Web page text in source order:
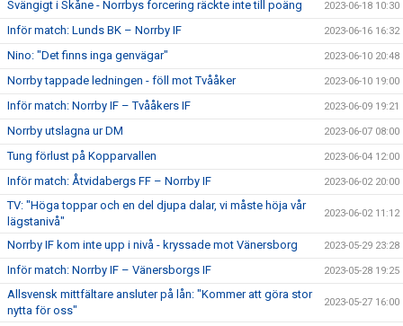
Svängigt i Skåne - Norrbys forcering räckte inte till poäng 2023-06-18 10:30
Inför match: Lunds BK – Norrby IF 2023-06-16 16:32
Nino: "Det finns inga genvägar" 2023-06-10 20:48
Norrby tappade ledningen - föll mot Tvååker 2023-06-10 19:00
Inför match: Norrby IF – Tvååkers IF 2023-06-09 19:21
Norrby utslagna ur DM 2023-06-07 08:00
Tung förlust på Kopparvallen 2023-06-04 12:00
Inför match: Åtvidabergs FF – Norrby IF 2023-06-02 20:00
TV: "Höga toppar och en del djupa dalar, vi måste höja vår
lägstanivå"
2023-06-02 11:12
Norrby IF kom inte upp i nivå - kryssade mot Vänersborg 2023-05-29 23:28
Inför match: Norrby IF – Vänersborgs IF 2023-05-28 19:25
Allsvensk mittfältare ansluter på lån: "Kommer att göra stor
nytta för oss"
2023-05-27 16:00